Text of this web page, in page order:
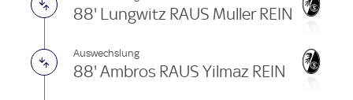
88' Lungwitz RAUS Muller REIN
Auswechslung
88' Ambros RAUS Yilmaz REIN